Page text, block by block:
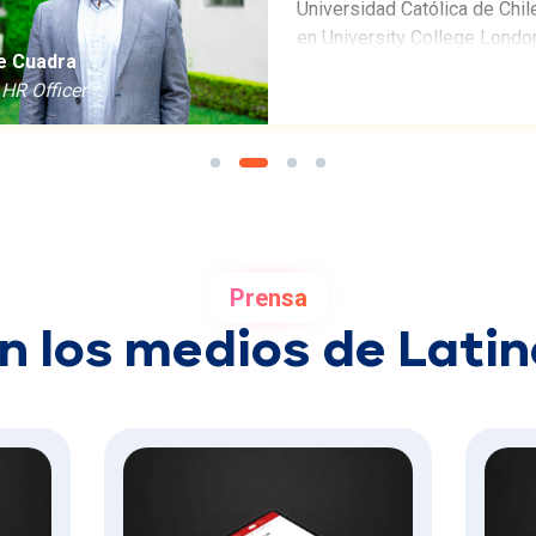
Cuadra
Officer
Universidad Católica de
en University College
Hoy es Cofundador y CHRO
Prensa
los medios de